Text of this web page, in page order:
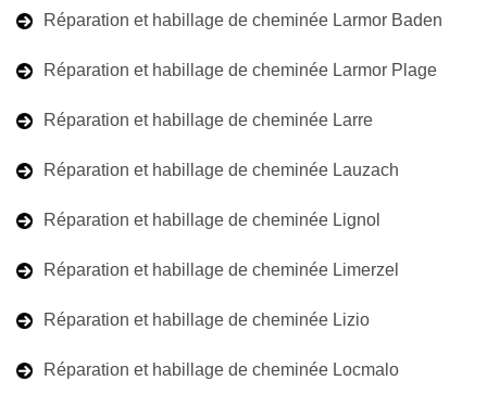
Réparation et habillage de cheminée Larmor Baden
Réparation et habillage de cheminée Larmor Plage
Réparation et habillage de cheminée Larre
Réparation et habillage de cheminée Lauzach
Réparation et habillage de cheminée Lignol
Réparation et habillage de cheminée Limerzel
Réparation et habillage de cheminée Lizio
Réparation et habillage de cheminée Locmalo